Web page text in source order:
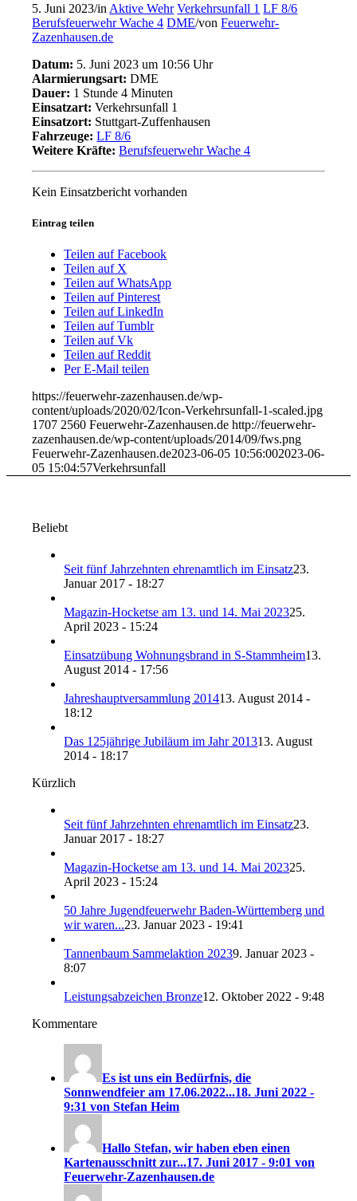
5. Juni 2023/in Aktive Wehr Verkehrsunfall 1 LF 8/6
Berufsfeuerwehr Wache 4 DME/vonFeuerwehr-
Zazenhausen.de
Datum: 5. Juni 2023 um 10:56 Uhr
Alarmierungsart: DME
Dauer: 1 Stunde 4 Minuten
Einsatzart: Verkehrsunfall 1
Einsatzort: Stuttgart-Zuffenhausen
Fahrzeuge: LF 8/6
Weitere Kräfte: Berufsfeuerwehr Wache 4
Kein Einsatzbericht vorhanden
Eintrag teilen
Teilen auf Facebook
Teilen auf X
Teilen auf WhatsApp
Teilen auf Pinterest
Teilen auf LinkedIn
Teilen auf Tumblr
Teilen auf Vk
Teilen auf Reddit
Per E-Mail teilen
https://feuerwehr-zazenhausen.de/wp-
content/uploads/2020/02/Icon-Verkehrsunfall-1-scaled.jpg
1707 2560 Feuerwehr-Zazenhausen.de http://feuerwehr-
zazenhausen.de/wp-content/uploads/2014/09/fws.png
Feuerwehr-Zazenhausen.de2023-06-05 10:56:002023-06-
05 15:04:57Verkehrsunfall
Beliebt
Seit fünf Jahrzehnten ehrenamtlich im Einsatz23.
Januar 2017 - 18:27
Magazin-Hocketse am 13. und 14. Mai 202325.
April 2023 - 15:24
Einsatzübung Wohnungsbrand in S-Stammheim13.
August 2014 - 17:56
Jahreshauptversammlung 201413. August 2014 -
18:12
Das 125jährige Jubiläum im Jahr 201313. August
2014 - 18:17
Kürzlich
Seit fünf Jahrzehnten ehrenamtlich im Einsatz23.
Januar 2017 - 18:27
Magazin-Hocketse am 13. und 14. Mai 202325.
April 2023 - 15:24
50 Jahre Jugendfeuerwehr Baden-Württemberg und
wir waren...23. Januar 2023 - 19:41
Tannenbaum Sammelaktion 20239. Januar 2023 -
8:07
Leistungsabzeichen Bronze12. Oktober 2022 - 9:48
Kommentare
Es ist uns ein Bedürfnis, die
Sonnwendfeier am 17.06.2022...18. Juni 2022 -
9:31 von Stefan Heim
Hallo Stefan, wir haben eben einen
Kartenausschnitt zur...17. Juni 2017 - 9:01 von
Feuerwehr-Zazenhausen.de